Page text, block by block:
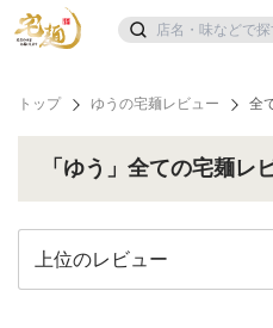
トップ ゆうの宅麺レビュー 全
「ゆう」全ての宅麺レ